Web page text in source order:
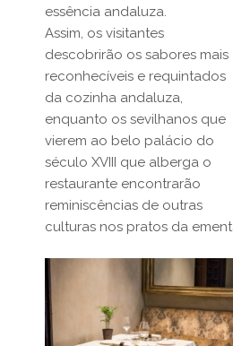
essência andaluza.
Assim, os visitantes
descobrirão os sabores mais
reconhecíveis e requintados
da cozinha andaluza,
enquanto os sevilhanos que
vierem ao belo palácio do
século XVIII que alberga o
restaurante encontrarão
reminiscências de outras
culturas nos pratos da